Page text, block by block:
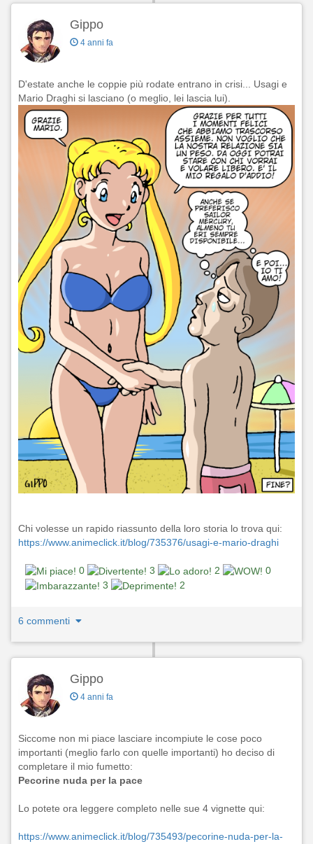
Gippo
4 anni fa
D'estate anche le coppie più rodate entrano in crisi... Usagi e
Mario Draghi si lasciano (o meglio, lei lascia lui).
Chi volesse un rapido riassunto della loro storia lo trova qui:
https://www.animeclick.it/blog/735376/usagi-e-mario-draghi
0 3 2
0
3
2
6 commenti
Gippo
4 anni fa
Siccome non mi piace lasciare incompiute le cose poco
importanti (meglio farlo con quelle importanti) ho deciso di
completare il mio fumetto:
Pecorine nuda per la pace
Lo potete ora leggere completo nelle sue 4 vignette qui:
https://www.animeclick.it/blog/735493/pecorine-nuda-per-la-